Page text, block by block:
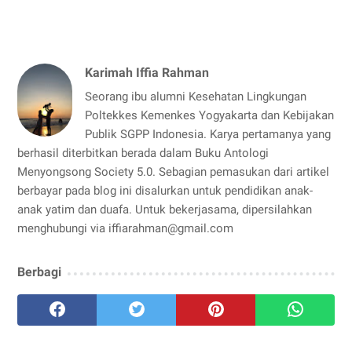
Karimah Iffia Rahman
Seorang ibu alumni Kesehatan Lingkungan
Poltekkes Kemenkes Yogyakarta dan Kebijakan
Publik SGPP Indonesia. Karya pertamanya yang
berhasil diterbitkan berada dalam Buku Antologi
Menyongsong Society 5.0. Sebagian pemasukan dari artikel
berbayar pada blog ini disalurkan untuk pendidikan anak-
anak yatim dan duafa. Untuk bekerjasama, dipersilahkan
menghubungi via iffiarahman@gmail.com
Berbagi